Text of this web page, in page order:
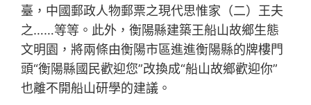
臺，中國郵政人物郵票之現代思惟家（二）王夫
之……等等。此外，衡陽縣建築王船山故鄉生態
文明園，將兩條由衡陽市區進進衡陽縣的牌樓門
頭“衡陽縣國民歡迎您”改換成“船山故鄉歡迎你”
也離不開船山研學的建議。